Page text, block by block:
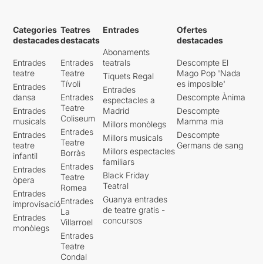
Categories
destacades
Entrades
teatre
Entrades
dansa
Entrades
musicals
Entrades
teatre
infantil
Entrades
òpera
Entrades
improvisació
Entrades
monòlegs
Teatres
destacats
Entrades
Teatre
Tívoli
Entrades
Teatre
Coliseum
Entrades
Teatre
Borràs
Entrades
Teatre
Romea
Entrades
La
Villarroel
Entrades
Teatre
Condal
Entrades
Abonaments
teatrals
Tiquets Regal
Entrades
espectacles a
Madrid
Millors monòlegs
Millors musicals
Millors espectacles
familiars
Black Friday
Teatral
Guanya entrades
de teatre gratis -
concursos
Ofertes
destacades
Descompte El
Mago Pop 'Nada
es imposible'
Descompte Ànima
Descompte
Mamma mia
Descompte
Germans de sang